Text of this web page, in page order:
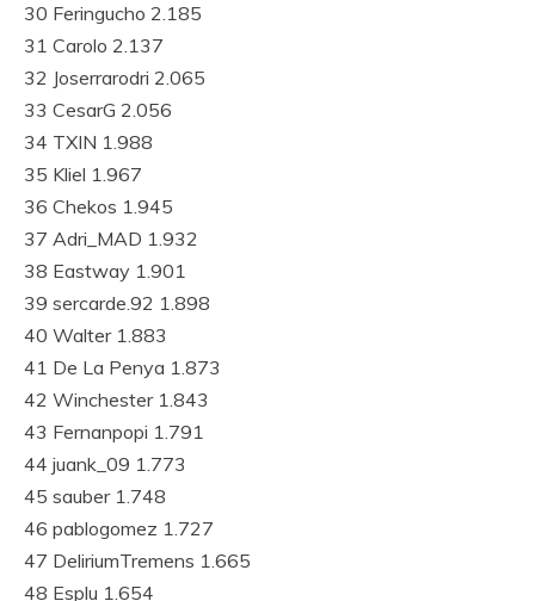
30 Feringucho 2.185
31 Carolo 2.137
32 Joserrarodri 2.065
33 CesarG 2.056
34 TXIN 1.988
35 Kliel 1.967
36 Chekos 1.945
37 Adri_MAD 1.932
38 Eastway 1.901
39 sercarde.92 1.898
40 Walter 1.883
41 De La Penya 1.873
42 Winchester 1.843
43 Fernanpopi 1.791
44 juank_09 1.773
45 sauber 1.748
46 pablogomez 1.727
47 DeliriumTremens 1.665
48 Esplu 1.654